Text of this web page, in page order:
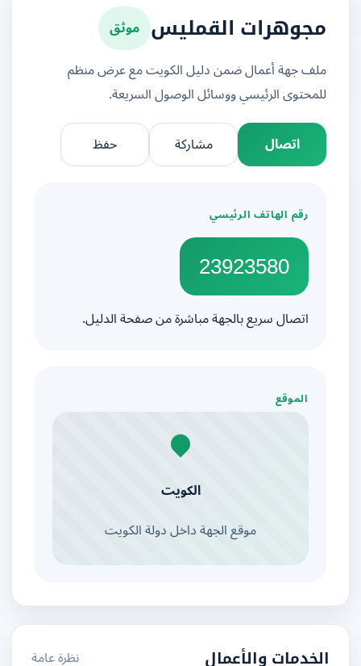
مجوهرات القمليس موثق
ملف جهة أعمال ضمن دليل الكويت مع عرض منظم
للمحتوى الرئيسي ووسائل الوصول السريعة.
اتصال
مشاركة
رقم الهاتف الرئيسي
23923580
اتصال سريع بالجهة مباشرة من صفحة الدليل.
الموقع
الكويت
موقع الجهة داخل دولة الكويت
الخدمات والأعمال نظرة عامة